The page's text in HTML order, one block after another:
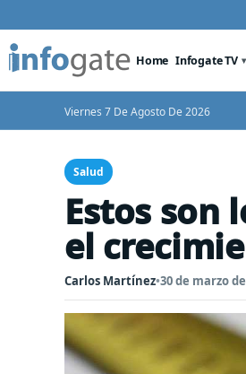
Home Infogate TV
Viernes 7 De Agosto De 2026
Salud
Estos son
el
Carlos Martínez•30 de marzo